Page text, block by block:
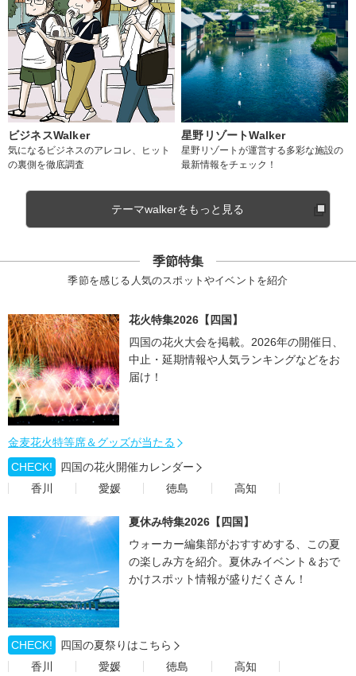
ビジネスWalker
気になるビジネスのアレコレ、ヒット
の裏側を徹底調査
星野リゾートWalker
星野リゾートが運営する多彩な施設の
最新情報をチェック！
テーマwalkerをもっと見る
季節特集
季節を感じる人気のスポットやイベントを紹介
花火特集2026【四国】
四国の花火大会を掲載。2026年の開催日、
中止・延期情報や人気ランキングなどをお
届け！
金麦花火特等席＆グッズが当たる
CHECK!
四国の花火開催カレンダー
香川
愛媛 徳島 高知
夏休み特集2026【四国】
ウォーカー編集部がおすすめする、この夏
の楽しみ方を紹介。夏休みイベント＆おで
かけスポット情報が盛りだくさん！
CHECK!
四国の夏祭りはこちら
香川
愛媛 徳島 高知